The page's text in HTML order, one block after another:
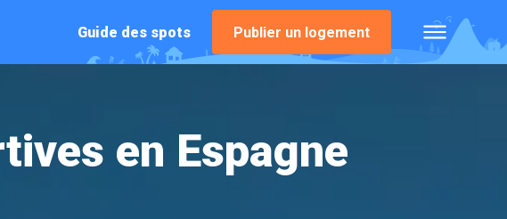
Guide des spots Publier un logement
en Espagne